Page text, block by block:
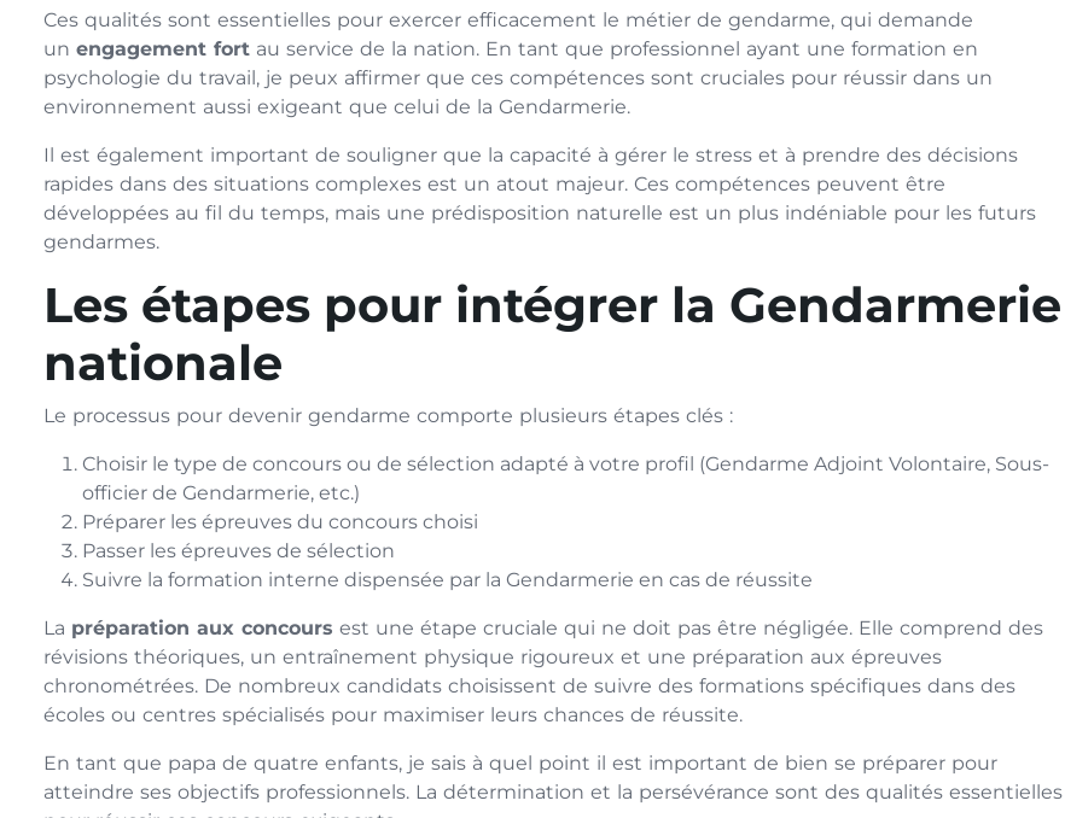
Ces qualités sont essentielles pour exercer efficacement le métier de gendarme, qui demande
unengagement fort au service de la nation. En tant que professionnel ayant une formation en
psychologie du travail, je peux affirmer que ces compétences sont cruciales pour réussir dans un
environnement aussi exigeant que celui de la Gendarmerie.
Il est également important de souligner que la capacité à gérer le stress et à prendre des décisions
rapides dans des situations complexes est un atout majeur. Ces compétences peuvent être
développées au fil du temps, mais une prédisposition naturelle est un plus indéniable pour les futurs
gendarmes.
Les étapes pour intégrer la Gendarmerie
nationale
Le processus pour devenir gendarme comporte plusieurs étapes clés :
Choisir le type de concours ou de sélection adapté à votre profil (Gendarme Adjoint Volontaire, Sous-
officier de Gendarmerie, etc.)
Préparer les épreuves du concours choisi
Passer les épreuves de sélection
Suivre la formation interne dispensée par la Gendarmerie en cas de réussite
La préparation aux concours est une étape cruciale qui ne doit pas être négligée. Elle comprend des
révisions théoriques, un entraînement physique rigoureux et une préparation aux épreuves
chronométrées. De nombreux candidats choisissent de suivre des formations spécifiques dans des
écoles ou centres spécialisés pour maximiser leurs chances de réussite.
En tant que papa de quatre enfants, je sais à quel point il est important de bien se préparer pour
atteindre ses objectifs professionnels. La détermination et la persévérance sont des qualités essentielles